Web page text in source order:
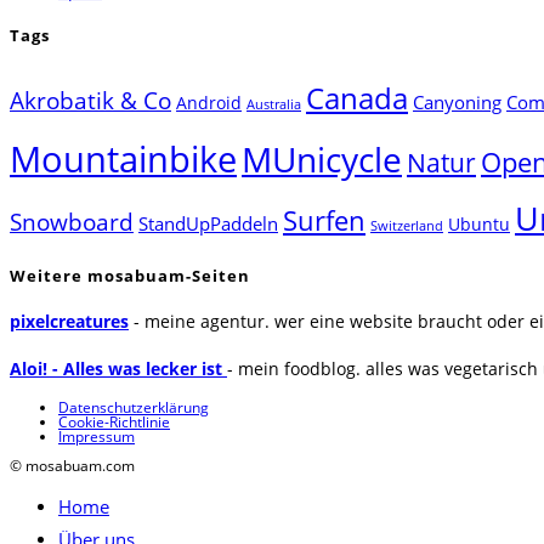
Tags
Akrobatik & Co Android Australia Canada Canyoning
MountainbikeMUnicycle Natur
Snowboard StandUpPaddeln Surfen Switzerland Ubuntu
Weitere mosabuam-Seiten
pixelcreatures - meine agentur. wer eine website braucht oder
Aloi! - Alles was lecker ist - mein foodblog. alles was
Datenschutzerklärung
Cookie-Richtlinie
Impressum
© mosabuam.com
Home
Über uns